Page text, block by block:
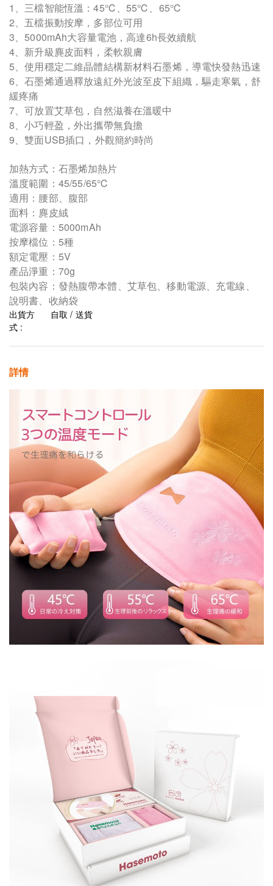
1、三檔智能恆溫：45℃、55℃、65℃
2、五檔振動按摩，多部位可用
3、5000mAh大容量電池，高達6h長效續航
4、新升級麂皮面料，柔軟親膚
5、使用穩定二維晶體結構新材料石墨烯，導電快發熱迅速
6、石墨烯通過釋放遠紅外光波至皮下組織，驅走寒氣，舒
緩疼痛
7、可放置艾草包，自然滋養在溫暖中
8、小巧輕盈，外出攜帶無負擔
9、雙面USB插口，外觀簡約時尚
加熱方式：石墨烯加熱片
溫度範圍：45/55/65℃
適用：腰部、腹部
面料：麂皮絨
電源容量：5000mAh
按摩檔位：5種
額定電壓：5V
產品淨重：70g
包裝內容：發熱腹帶本體、艾草包、移動電源、充電線、
說明書、收納袋
出貨方
式 :
自取 / 送貨
詳情